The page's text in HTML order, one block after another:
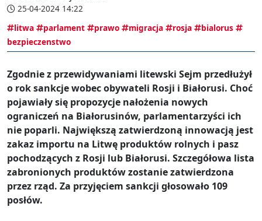
25-04-2024 14:22
litwa
parlament prawo migracja rosja
bialorus
bezpieczenstwo
Zgodnie z przewidywaniami litewski Sejm przedłużył
o rok sankcje wobec obywateli Rosji i Białorusi. Choć
pojawiały się propozycje nałożenia nowych
ograniczeń na Białorusinów, parlamentarzyści ich
nie poparli. Największą zatwierdzoną innowacją jest
zakaz importu na Litwę produktów rolnych i pasz
pochodzących z Rosji lub Białorusi. Szczegółowa lista
zabronionych produktów zostanie zatwierdzona
przez rząd. Za przyjęciem sankcji głosowało 109
posłów.